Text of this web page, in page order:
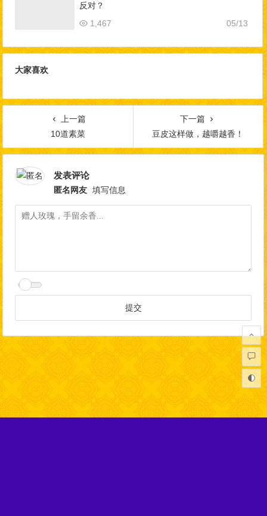
反对？
05/13
1,467
大家喜欢
上一篇
10道素菜
下一篇
豆皮这样做，越嚼越香！
发表评论
匿名网友 填写信息